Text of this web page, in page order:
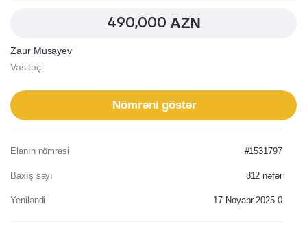
490,000 AZN
Zaur Musayev
Vasitəçi
Nömrəni göstər
Elanın nömrəsi #1531797
Baxış sayı 812 nəfər
Yeniləndi 17 Noyabr 2025 0